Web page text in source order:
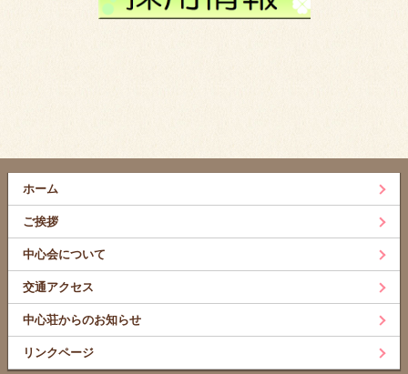
ホーム
ご挨拶
中心会について
交通アクセス
中心荘からのお知らせ
リンクページ